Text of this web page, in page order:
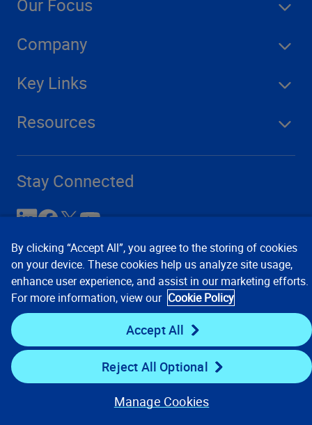
Our Focus
Company
Key Links
Resources
Stay Connected
Privacy Notices
Conditions of Use
Cookie Preferences © 2008, 2026 Verisk Analytics,
Inc. All rights reserved.
By clicking “Accept All”, you agree to the storing of cookies
on your device. These cookies help us analyze site usage,
enhance user experience, and assist in our marketing efforts.
For more information, view our Cookie Policy
Accept All
Reject All Optional
Manage Cookies